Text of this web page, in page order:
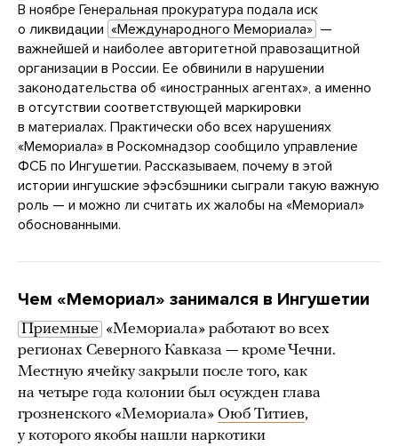
В ноябре Генеральная прокуратура подала иск
о ликвидации «Международного Мемориала» —
важнейшей и наиболее авторитетной правозащитной
организации в России. Ее обвинили в нарушении
законодательства об «иностранных агентах», а именно
в отсутствии соответствующей маркировки
в материалах. Практически обо всех нарушениях
«Мемориала» в Роскомнадзор сообщило управление
ФСБ по Ингушетии. Рассказываем, почему в этой
истории ингушские эфэсбэшники сыграли такую важную
роль — и можно ли считать их жалобы на «Мемориал»
обоснованными.
Чем «Мемориал» занимался в Ингушетии
Приемные «Мемориала» работают во всех
регионах Северного Кавказа — кроме Чечни.
Местную ячейку закрыли после того, как
на четыре года колонии был осужден глава
грозненского «Мемориала» Оюб Титиев,
у которого якобы нашли наркотики